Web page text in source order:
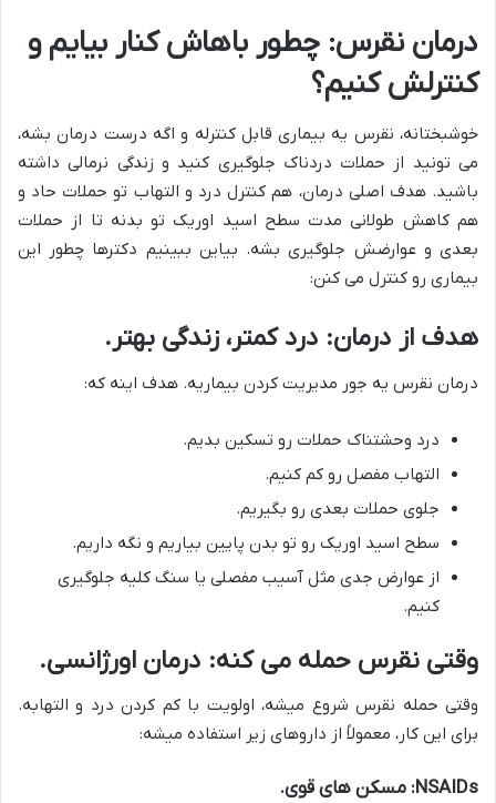
درمان نقرس: چطور باهاش کنار بیایم و
کنترلش کنیم؟
خوشبختانه، نقرس یه بیماری قابل کنترله و اگه درست درمان بشه،
می تونید از حملات دردناک جلوگیری کنید و زندگی نرمالی داشته
باشید. هدف اصلی درمان، هم کنترل درد و التهاب تو حملات حاد و
هم کاهش طولانی مدت سطح اسید اوریک تو بدنه تا از حملات
بعدی و عوارضش جلوگیری بشه. بیاین ببینیم دکترها چطور این
بیماری رو کنترل می کنن:
هدف از درمان: درد کمتر، زندگی بهتر.
درمان نقرس یه جور مدیریت کردن بیماریه. هدف اینه که:
درد وحشتناک حملات رو تسکین بدیم.
التهاب مفصل رو کم کنیم.
جلوی حملات بعدی رو بگیریم.
سطح اسید اوریک رو تو بدن پایین بیاریم و نگه داریم.
از عوارض جدی مثل آسیب مفصلی یا سنگ کلیه جلوگیری
کنیم.
وقتی نقرس حمله می کنه: درمان اورژانسی.
وقتی حمله نقرس شروع میشه، اولویت با کم کردن درد و التهابه.
برای این کار، معمولاً از داروهای زیر استفاده میشه:
NSAIDs: مسکن های قوی.